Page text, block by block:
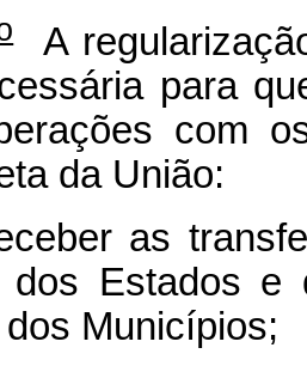
A
para
com
da União:
as
dos Estados
Municípios;